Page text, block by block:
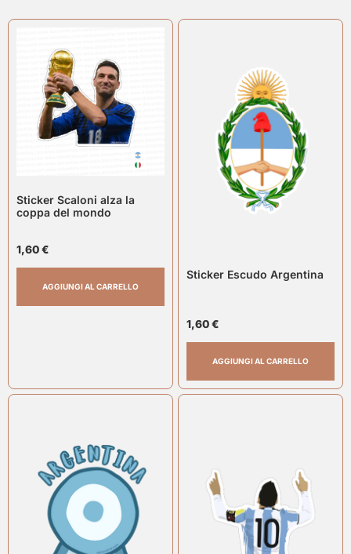
Sticker Scaloni alza la
coppa del mondo
1,60€
AGGIUNGI AL CARRELLO
Sticker Escudo Argentina
1,60€
AGGIUNGI AL CARRELLO